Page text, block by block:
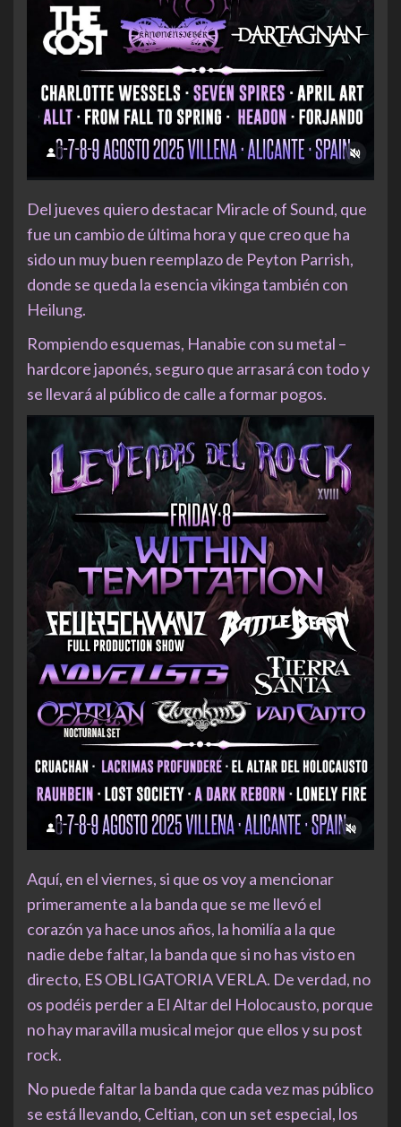
Del jueves quiero destacar Miracle of Sound, que
fue un cambio de última hora y que creo que ha
sido un muy buen reemplazo de Peyton Parrish,
donde se queda la esencia vikinga también con
Heilung.
Rompiendo esquemas, Hanabie con su metal –
hardcore japonés, seguro que arrasará con todo y
se llevará al público de calle a formar pogos.
Aquí, en el viernes, si que os voy a mencionar
primeramente a la banda que se me llevó el
corazón ya hace unos años, la homilía a la que
nadie debe faltar, la banda que si no has visto en
directo, ES OBLIGATORIA VERLA. De verdad, no
os podéis perder a El Altar del Holocausto, porque
no hay maravilla musical mejor que ellos y su post
rock.
No puede faltar la banda que cada vez mas público
se está llevando, Celtian, con un set especial, los